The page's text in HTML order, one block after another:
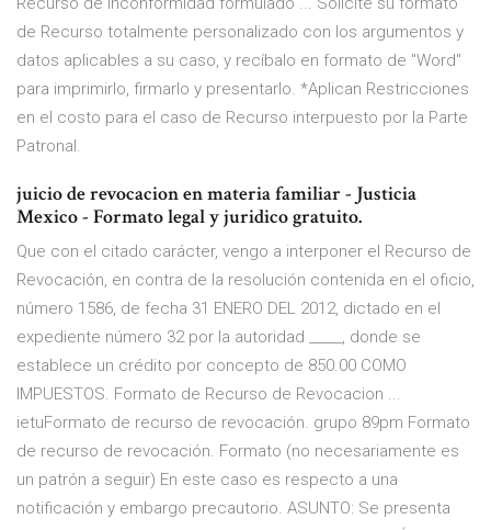
de Recurso totalmente personalizado con los argumentos y
datos aplicables a su caso, y recíbalo en formato de "Word"
para imprimirlo, firmarlo y presentarlo. *Aplican Restricciones
en el costo para el caso de Recurso interpuesto por la Parte
Patronal.
juicio de revocacion en materia familiar - Justicia
Mexico - Formato legal y juridico gratuito.
Que con el citado carácter, vengo a interponer el Recurso de
Revocación, en contra de la resolución contenida en el oficio,
número 1586, de fecha 31 ENERO DEL 2012, dictado en el
expediente número 32 por la autoridad _____, donde se
establece un crédito por concepto de 850.00 COMO
IMPUESTOS. Formato de Recurso de Revocacion ...
ietuFormato de recurso de revocación. grupo 89pm Formato
de recurso de revocación. Formato (no necesariamente es
un patrón a seguir) En este caso es respecto a una
notificación y embargo precautorio. ASUNTO: Se presenta